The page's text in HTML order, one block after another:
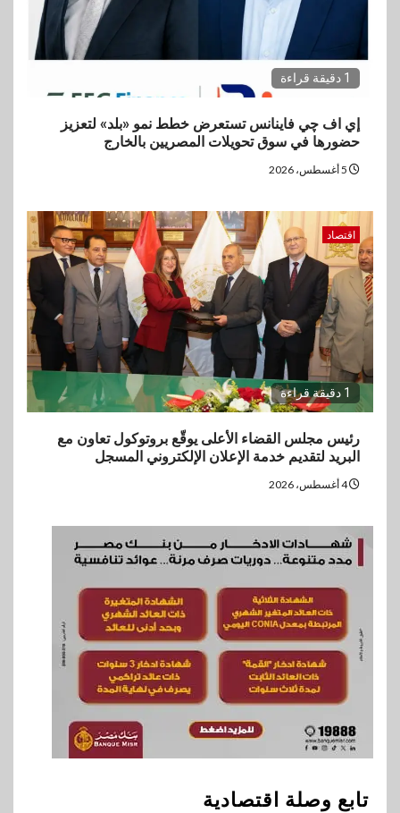
1 دقيقة قراءة
إي اف چي فاينانس تستعرض خطط نمو «بلد» لتعزيز
حضورها في سوق تحويلات المصريين بالخارج
اقتصاد
1 دقيقة قراءة
رئيس مجلس القضاء الأعلى يوقّع بروتوكول تعاون مع
البريد لتقديم خدمة الإعلان الإلكتروني المسجل
4 أغسطس، 2026
تابع وصلة اقتصادية